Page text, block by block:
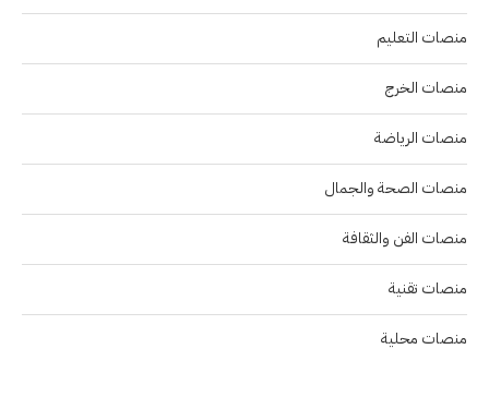
منصات التعليم
منصات الخرج
منصات الرياضة
منصات الصحة والجمال
منصات الفن والثقافة
منصات تقنية
منصات محلية